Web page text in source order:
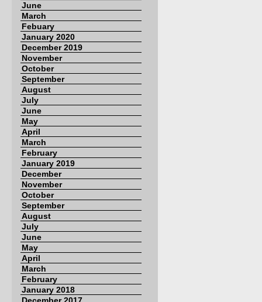
June
March
Febuary
January 2020
December 2019
November
October
September
August
July
June
May
April
March
February
January 2019
December
November
October
September
August
July
June
May
April
March
February
January 2018